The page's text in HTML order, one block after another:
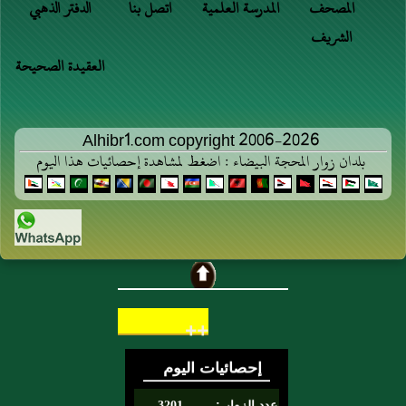
الدفتر الذهبي اتصل بنا المدرسة العلمية
المصحف
الشريف
العقيدة الصحيحة
Alhibr1.com copyright 2006-2026
بلدان زوار المحجة البيضاء : اضغط لمشاهدة إحصائيات هذا اليوم
++